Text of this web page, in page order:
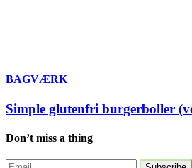
BAGVÆRK
Simple glutenfri burgerboller
Don’t miss a thing